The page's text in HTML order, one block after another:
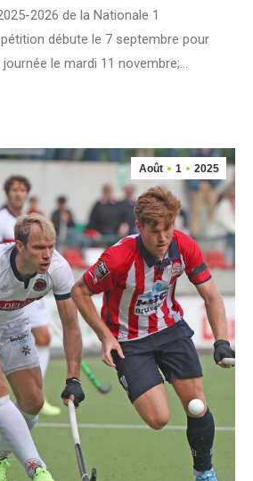
2026 de la Nationale 1
débute le 7 septembre pour
le mardi 11 novembre;…
Août 1 2025